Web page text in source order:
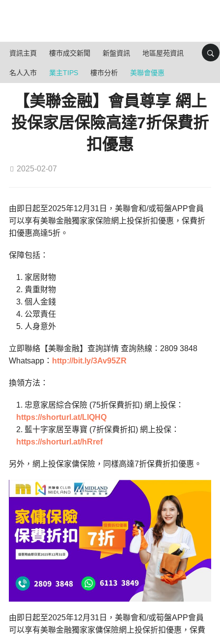
資訊主頁 樓市成交新聞 新盤資訊 地區屋苑資訊
名人入市 業主TIPS 樓市分析 美聯會優惠
【美聯金融】會員尊享 網上
投保家居保險高達7折保費折
扣優惠
2025-02-07
由即日起至2025年12月31日，美聯會和/或筍盤APP會員
可以享有美聯金融獨家家保險網上投保折扣優惠，保費折
扣優惠高達5折。
保障包括：
家居財物
貴重財物
個人金錢
公眾責任
人身意外
立即聯絡【美聯金融】查詢詳情 查詢熱線：2809 3848
Whatsapp： http://bit.ly/3Av95ZR
換領方法：
忠意家居綜合保險 (75折保費折扣) 網上投保：
https://shorturl.at/LlQHQ
藍十字家居至專寶 (7折保費折扣) 網上投保：
https://shorturl.at/hRref
另外，網上投保家傭保險，同樣高達7折保費折扣優惠。
由即日起至2025年12月31日，美聯會和/或筍盤APP會員
可以享有美聯金融獨家家傭保險網上投保折扣優惠，保費